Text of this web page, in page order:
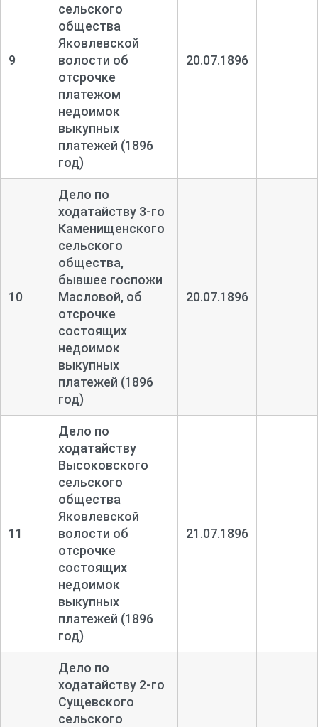
9
сельского
общества
Яковлевской
волости об
отсрочке
платежом
недоимок
выкупных
платежей (1896
год)
20.07.1896
10
Дело по
ходатайству 3-го
Каменищенского
сельского
общества,
бывшее госпожи
Масловой, об
отсрочке
состоящих
недоимок
выкупных
платежей (1896
год)
20.07.1896
11
Дело по
ходатайству
Высоковского
сельского
общества
Яковлевской
волости об
отсрочке
состоящих
недоимок
выкупных
платежей (1896
год)
21.07.1896
Дело по
ходатайству 2-го
Сущевского
сельского